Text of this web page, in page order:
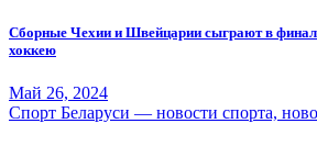
Сборные Чехии и Швейцарии сыграют в
хоккею
Май 26, 2024
Спорт Беларуси — новости спорта,